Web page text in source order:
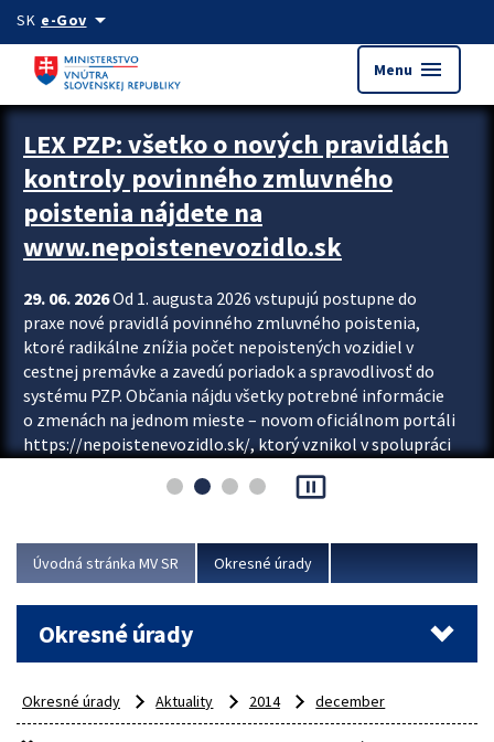
Preskocit na hlavný obsah
SK e-Govarrow_drop_down
Menu menu
Zastavit automatický posun upútavok
LEX PZP: všetko o nových pravidlách
kontroly povinného zmluvného
poistenia nájdete na
www.nepoistenevozidlo.sk
29. 06. 2026Od 1. augusta 2026 vstupujú postupne do
praxe nové pravidlá povinného zmluvného poistenia,
ktoré radikálne znížia počet nepoistených vozidiel v
cestnej premávke a zavedú poriadok a spravodlivosť do
systému PZP. Občania nájdu všetky potrebné informácie
o zmenách na jednom mieste – novom oficiálnom portáli
https://nepoistenevozidlo.sk/, ktorý vznikol v spolupráci
asociácie poisťovní (SLASPO) a Ministerstva vnútra SR.
Viac
pause_presentation
Úvodná stránka MV SR Okresné úrady
Okresné úrady
Okresné úrady Aktuality 2014 december